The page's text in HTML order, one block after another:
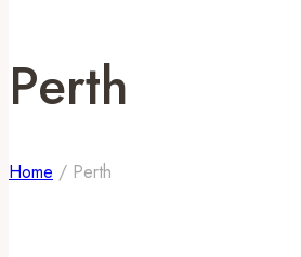
Perth
Home / Perth